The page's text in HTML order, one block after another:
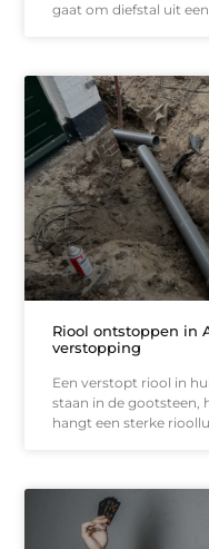
gaat om diefstal uit
Riool ontstoppen in
verstopping
Een verstopt riool in
staan in de gootsteen,
hangt een sterke